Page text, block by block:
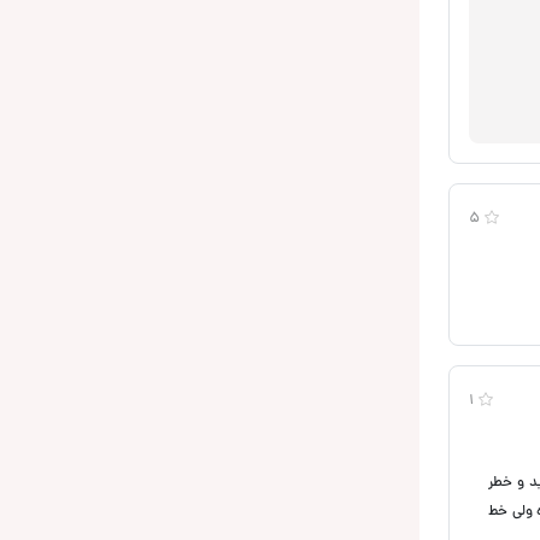
5
1
و خطر
ولی خط